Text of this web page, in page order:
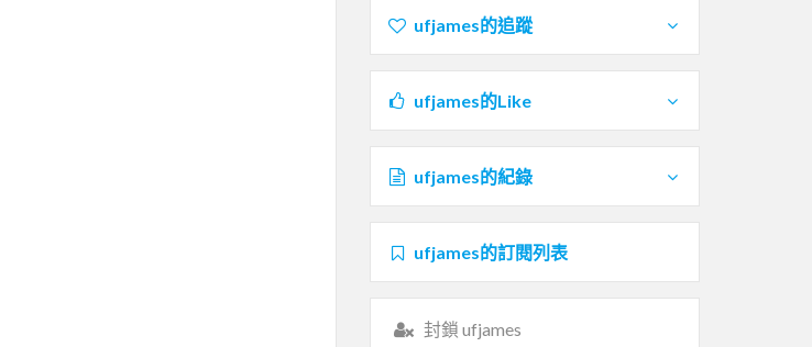
ufjames的追蹤
ufjames的Like
ufjames的紀錄
ufjames的訂閱列表
封鎖 ufjames